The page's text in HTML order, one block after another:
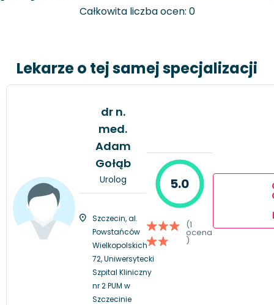
Całkowita liczba ocen: 0
Lekarze o tej samej specjalizacji
dr n.
med.
Adam
Gołąb
Urolog
Szczecin, al.
Powstańców
Wielkopolskich
72, Uniwersytecki
Szpital Kliniczny
nr 2 PUM w
Szczecinie
5.0
(1
ocena
)